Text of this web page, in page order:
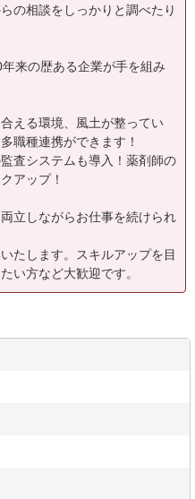
の相談をしっかりと調べたり
来の歴ある企業が手を組み
える環境、風土が整ってい
職種連携ができます！
査システムも導入！薬剤師の
アップ！
立しながらお仕事を続けられ
たします。スキルアップを目
い方など大歓迎です。